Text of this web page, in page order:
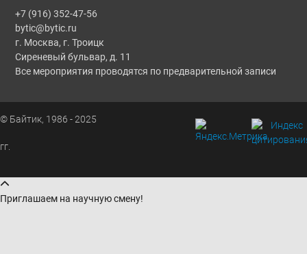
+7 (916) 352-47-56
bytic@bytic.ru
г. Москва, г. Троицк
Сиреневый бульвар, д. 11
Все мероприятия проводятся по предварительной записи
© Байтик, 1986 - 2025
гг.
Приглашаем на научную смену!